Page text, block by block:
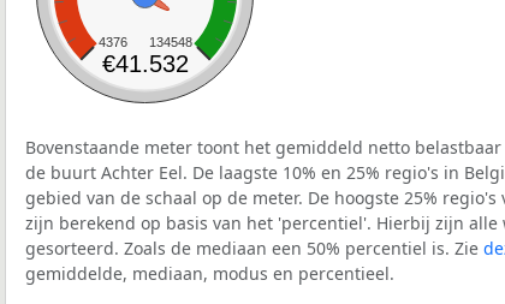
4376 134548
€41.532
Bovenstaande meter toont het gemiddeld netto
de buurt Achter Eel. De laagste 10% en 25% regio's in
gebied van de schaal op de meter. De hoogste 25%
zijn berekend op basis van het 'percentiel'. Hierbij zijn alle
gesorteerd. Zoals de mediaan een 50% percentiel is. Zie
gemiddelde, mediaan, modus en percentieel.